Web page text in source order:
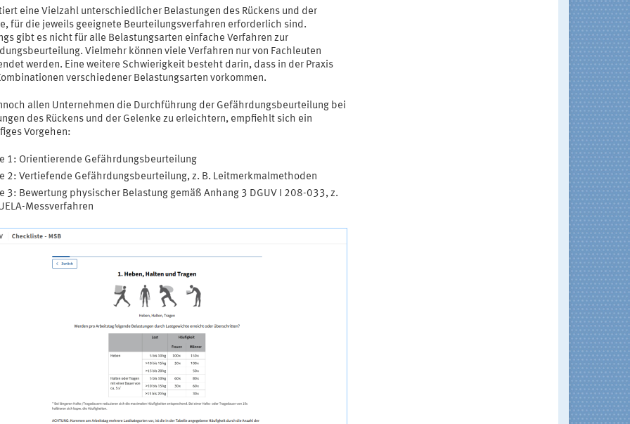
eine Vielzahl unterschiedlicher Belastungen des Rückens und der
für die jeweils geeignete Beurteilungsverfahren erforderlich sind.
gibt es nicht für alle Belastungsarten einfache Verfahren zur
Vielmehr können viele Verfahren nur von Fachleuten
werden. Eine weitere Schwierigkeit besteht darin, dass in der Praxis
verschiedener Belastungsarten vorkommen.
allen Unternehmen die Durchführung der Gefährdungsbeurteilung bei
des Rückens und der Gelenke zu erleichtern, empfiehlt sich ein
Vorgehen:
1: Orientierende Gefährdungsbeurteilung
2: Vertiefende Gefährdungsbeurteilung, z. B. Leitmerkmalmethoden
3: Bewertung physischer Belastung gemäß Anhang 3 DGUV I 208-033, z.
Messverfahren